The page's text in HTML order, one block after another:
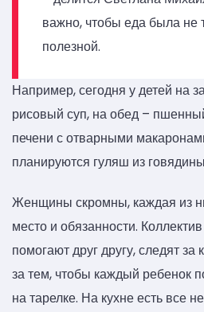
важно, чтобы еда была не
полезной.
Например, сегодня у детей на
рисовый суп, на обед –
печени с отварными
планируются гуляш из
Женщины скромны, каждая из
место и обязанности.
помогают друг другу, следят за
за тем, чтобы каждый ребенок
на тарелке. На кухне есть все